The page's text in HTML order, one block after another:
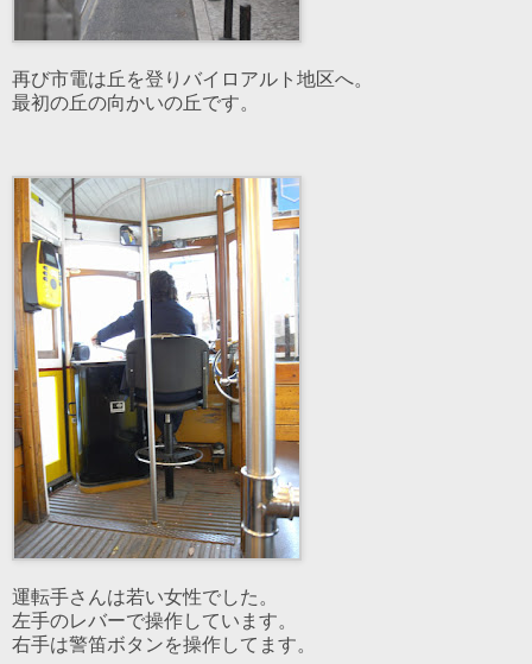
再び市電は丘を登りバイロアルト地区へ。
最初の丘の向かいの丘です。
運転手さんは若い女性でした。
左手のレバーで操作しています。
右手は警笛ボタンを操作してます。